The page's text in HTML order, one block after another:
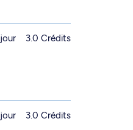
3.0 Crédits
3.0 Crédits